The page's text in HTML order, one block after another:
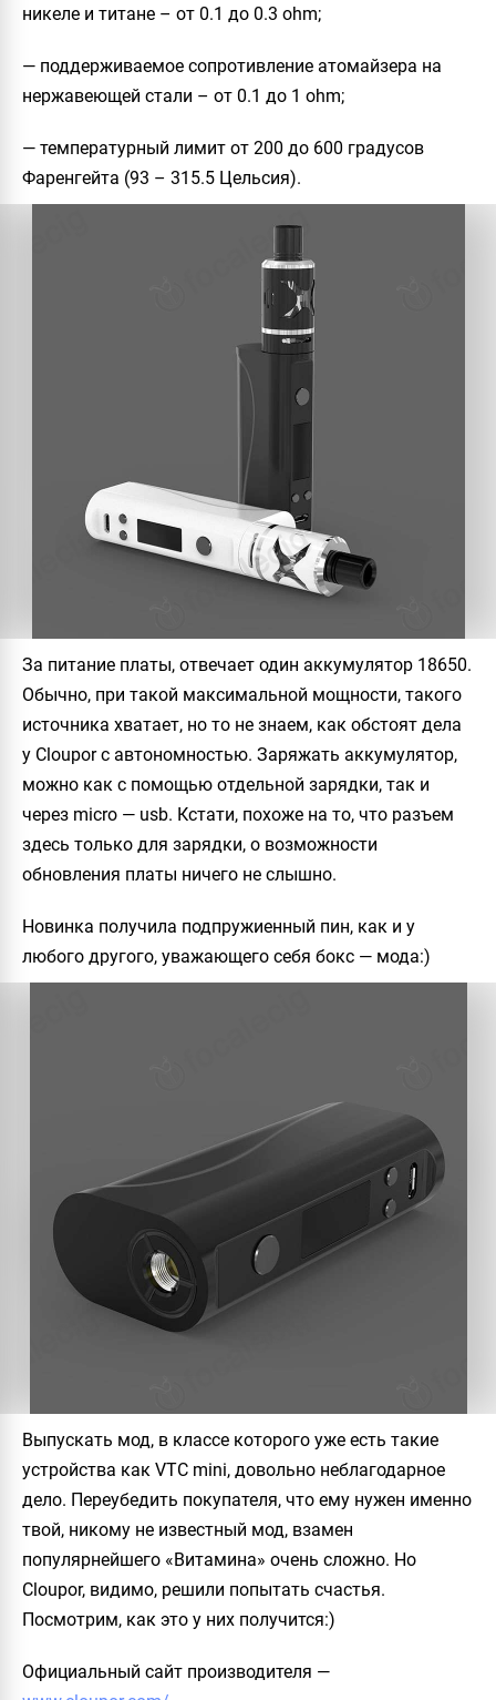
никеле и титане – от 0.1 до 0.3 ohm;
— поддерживаемое сопротивление атомайзера на
нержавеющей стали – от 0.1 до 1 ohm;
— температурный лимит от 200 до 600 градусов
Фаренгейта (93 – 315.5 Цельсия).
За питание платы, отвечает один аккумулятор 18650.
Обычно, при такой максимальной мощности, такого
источника хватает, но то не знаем, как обстоят дела
у Clouporс автономностью. Заряжать аккумулятор,
можно как с помощью отдельной зарядки, так и
через micro — usb. Кстати, похоже на то, что разъем
здесь только для зарядки, о возможности
обновления платы ничего не слышно.
Новинка получила подпружиенный пин, как и у
любого другого, уважающего себя бокс — мода:)
Выпускать мод, в классе которого уже есть такие
устройства как VTC mini, довольно неблагодарное
дело. Переубедить покупателя, что ему нужен именно
твой, никому не известный мод, взамен
популярнейшего «Витамина» очень сложно. Но
Cloupor, видимо, решили попытать счастья.
Посмотрим, как это у них получится:)
Официальный сайт производителя —